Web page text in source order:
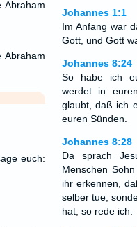
Abraham
Abraham
euch:
Johannes 1:1
Im Anfang war
Gott, und Gott
Johannes 8:24
So habe ich
werdet in
glaubt, daß ich
euren Sünden.
Johannes 8:28
Da sprach
Menschen
ihr erkennen,
selber tue,
hat, so rede ich.